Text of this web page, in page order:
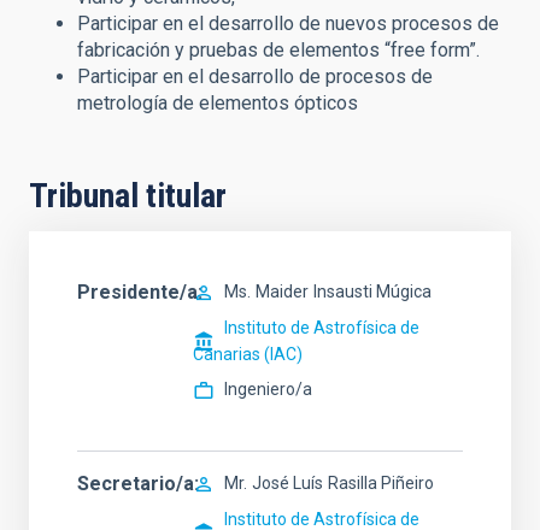
Participar en el desarrollo de nuevos procesos de
fabricación y pruebas de elementos “free form”.
Participar en el desarrollo de procesos de
metrología de elementos ópticos
Tribunal titular
Presidente/a Ms. Maider Insausti Múgica
Instituto de Astrofísica de
Canarias (IAC)
Ingeniero/a
Secretario/a Mr. José Luís Rasilla Piñeiro
Instituto de Astrofísica de